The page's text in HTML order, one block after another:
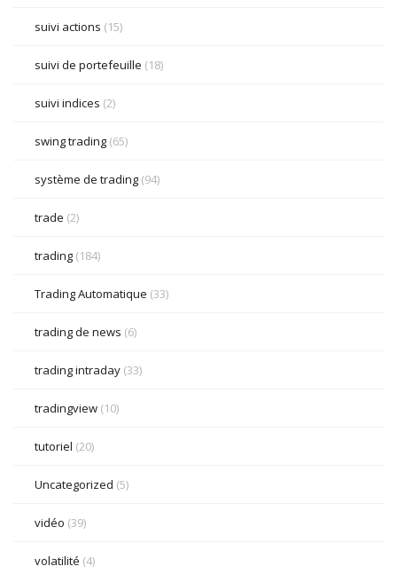
suivi actions (15)
suivi de portefeuille (18)
suivi indices (2)
swing trading (65)
système de trading (94)
trade (2)
trading (184)
Trading Automatique (33)
trading de news (6)
trading intraday (33)
tradingview (10)
tutoriel (20)
Uncategorized (5)
vidéo (39)
volatilité (4)